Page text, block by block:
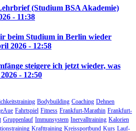
(Studium BSA Akademie)
- 11:38
beim Studium in Berlin wieder
2026 - 12:58
steigere ich jetzt wieder, was
- 12:50
Bodybuilding Coaching Dehnen
Fahrtspiel Fitness Frankfurt-Marathin Frankfurt-
Gruppenlauf Immunsystem Inervalltraining Kalorien
Krafttraining Kreissportbund Kurs Lauf-